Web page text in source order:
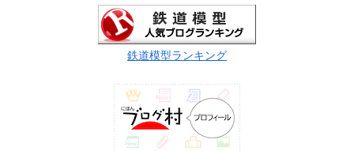
鉄道模型ランキング